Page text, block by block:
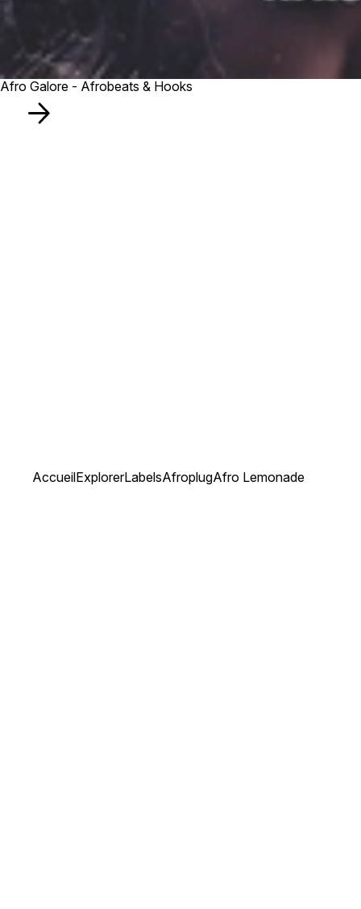
Afro Galore - Afrobeats & Hooks
AccueilExplorerLabelsAfroplugAfro Lemonade